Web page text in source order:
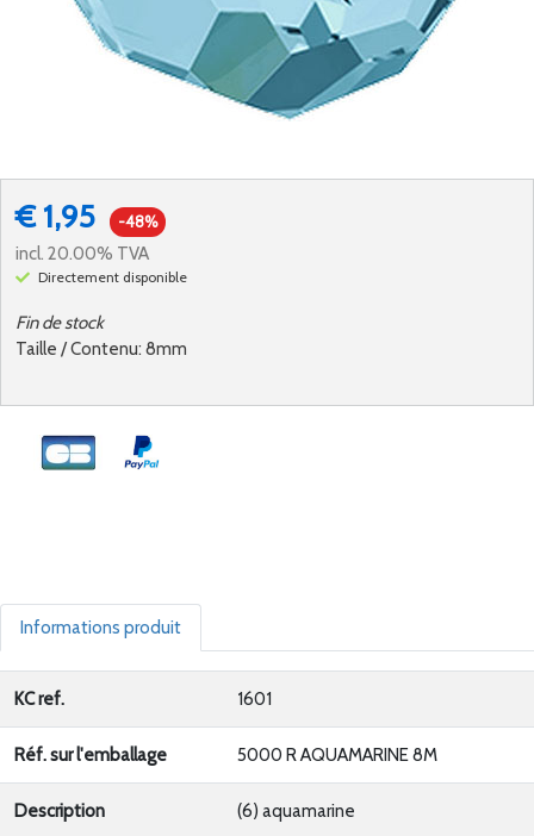
Taille / Contenu: 8mm
Fin de stock
€ 1,95 -48%
incl. 20.00% TVA
Directement disponible
Informations produit
KC ref. 1601
Réf. sur l'emballage 5000 R AQUAMARINE 8M
Description (6) aquamarine